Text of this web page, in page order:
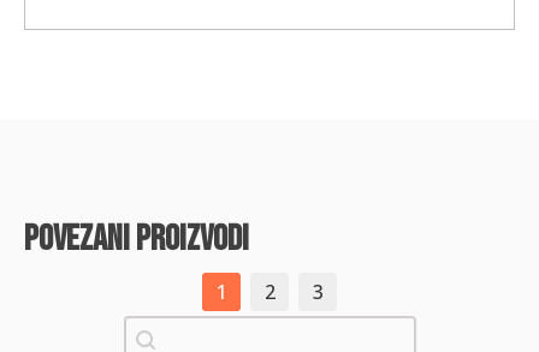
povezani proizvodi
1 2
3
Pretraži